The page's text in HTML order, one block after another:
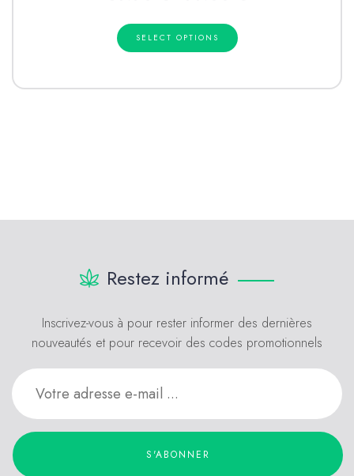
SELECT OPTIONS
Restez informé
Inscrivez-vous à pour rester informer des dernières
nouveautés et pour recevoir des codes promotionnels
S'ABONNER